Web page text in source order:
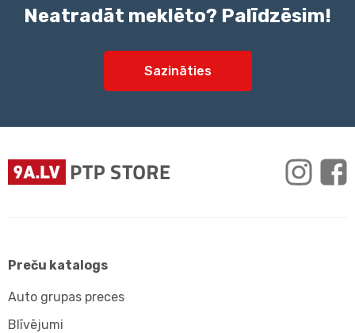
Neatradāt meklēto? Palīdzēsim!
Sazināties
Preču katalogs
Auto grupas preces
Blīvējumi